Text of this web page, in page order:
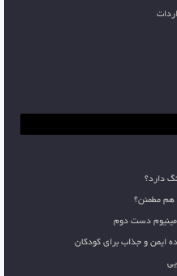
دارد؟
هم مطمئن؟
دست دوم
ایمن و جذاب برای کودکان